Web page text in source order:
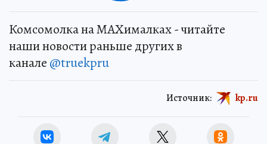
Комсомолка на MAXималках - читайте
наши новости раньше других в
канале @truekpru
Источник: kp.ru